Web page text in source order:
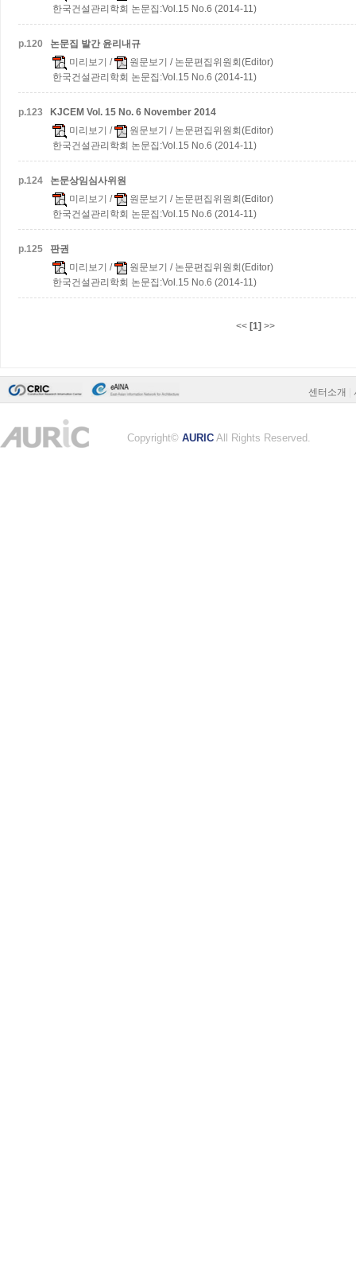
한국건설관리학회 논문집:Vol.15 No.6 (2014-11)
p.120
논문집 발간 윤리내규
미리보기 / 원문보기 / 논문편집위원회(Editor)
한국건설관리학회 논문집:Vol.15 No.6 (2014-11)
p.123
KJCEM Vol. 15 No. 6 November 2014
미리보기 / 원문보기 / 논문편집위원회(Editor)
한국건설관리학회 논문집:Vol.15 No.6 (2014-11)
p.124
논문상임심사위원
미리보기 / 원문보기 / 논문편집위원회(Editor)
한국건설관리학회 논문집:Vol.15 No.6 (2014-11)
p.125
판권
미리보기 / 원문보기 / 논문편집위원회(Editor)
한국건설관리학회 논문집:Vol.15 No.6 (2014-11)
<< [1] >>
센터소개
Copyright© AURIC All Rights Reserved.